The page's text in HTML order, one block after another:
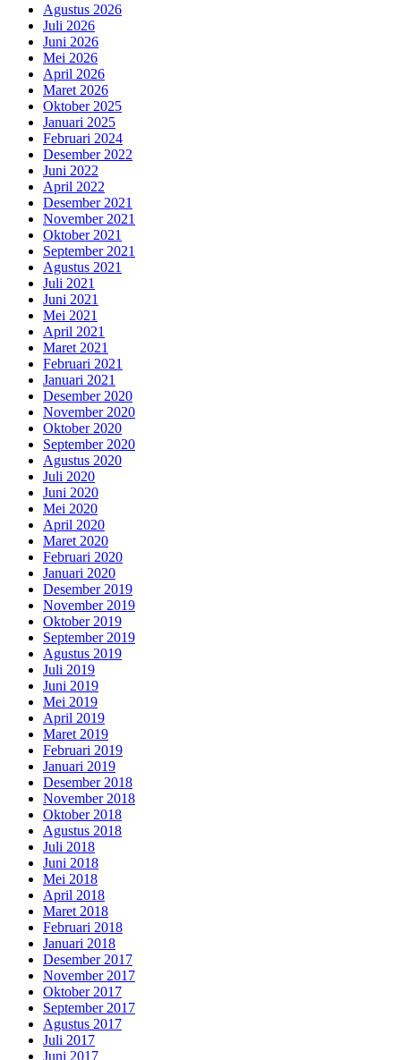
Agustus 2026
Juli 2026
Juni 2026
Mei 2026
April 2026
Maret 2026
Oktober 2025
Januari 2025
Februari 2024
Desember 2022
Juni 2022
April 2022
Desember 2021
November 2021
Oktober 2021
September 2021
Agustus 2021
Juli 2021
Juni 2021
Mei 2021
April 2021
Maret 2021
Februari 2021
Januari 2021
Desember 2020
November 2020
Oktober 2020
September 2020
Agustus 2020
Juli 2020
Juni 2020
Mei 2020
April 2020
Maret 2020
Februari 2020
Januari 2020
Desember 2019
November 2019
Oktober 2019
September 2019
Agustus 2019
Juli 2019
Juni 2019
Mei 2019
April 2019
Maret 2019
Februari 2019
Januari 2019
Desember 2018
November 2018
Oktober 2018
Agustus 2018
Juli 2018
Juni 2018
Mei 2018
April 2018
Maret 2018
Februari 2018
Januari 2018
Desember 2017
November 2017
Oktober 2017
September 2017
Agustus 2017
Juli 2017
Juni 2017